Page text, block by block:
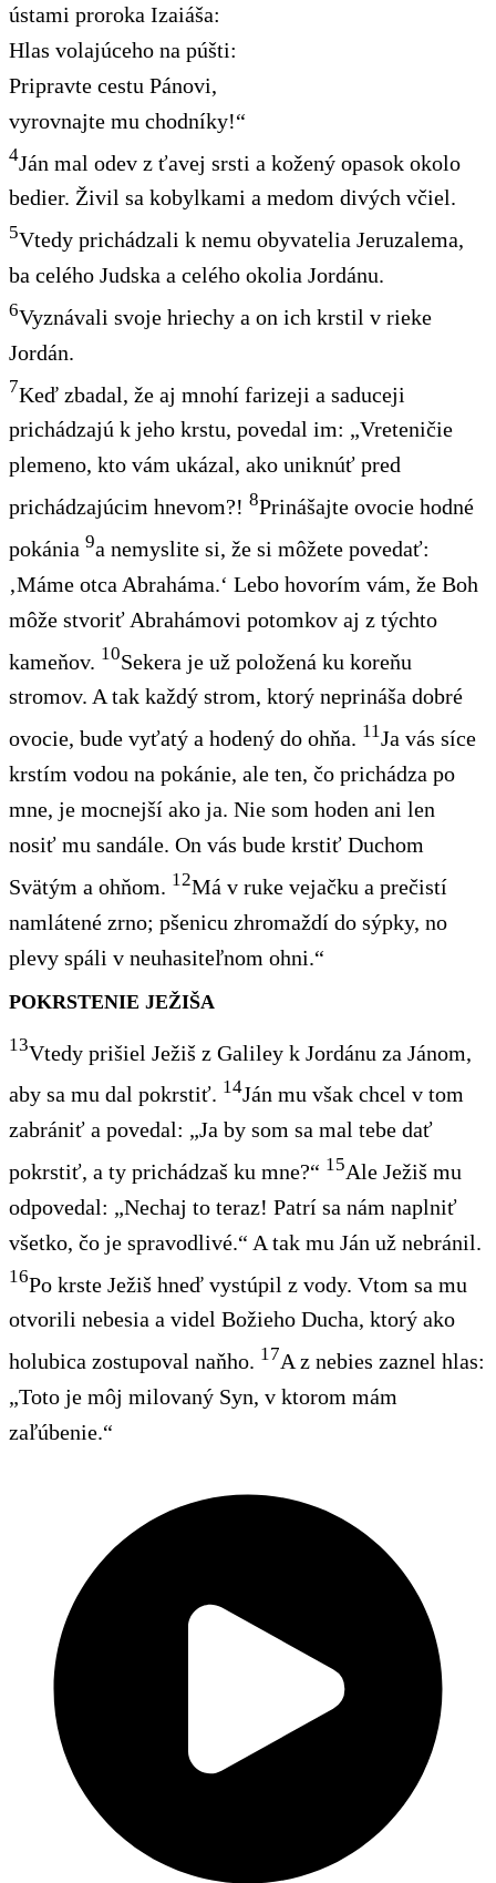
ústami proroka Izaiáša:
Hlas volajúceho na púšti:
Pripravte cestu Pánovi,
vyrovnajte mu chodníky!“
4Ján mal odev z ťavej srsti a kožený opasok okolo
bedier. Živil sa kobylkami a medom divých včiel.
5Vtedy prichádzali k nemu obyvatelia Jeruzalema,
ba celého Judska a celého okolia Jordánu.
6Vyznávali svoje hriechy a on ich krstil v rieke
Jordán.
7Keď zbadal, že aj mnohí farizeji a saduceji
prichádzajú k jeho krstu, povedal im: „Vreteničie
plemeno, kto vám ukázal, ako uniknúť pred
prichádzajúcim hnevom?! 8Prinášajte ovocie hodné
pokánia 9a nemyslite si, že si môžete povedať:
‚Máme otca Abraháma.‘ Lebo hovorím vám, že Boh
môže stvoriť Abrahámovi potomkov aj z týchto
kameňov. 10Sekera je už položená ku koreňu
stromov. A tak každý strom, ktorý neprináša dobré
ovocie, bude vyťatý a hodený do ohňa. 11Ja vás síce
krstím vodou na pokánie, ale ten, čo prichádza po
mne, je mocnejší ako ja. Nie som hoden ani len
nosiť mu sandále. On vás bude krstiť Duchom
Svätým a ohňom. 12Má v ruke vejačku a prečistí
namlátené zrno; pšenicu zhromaždí do sýpky, no
plevy spáli v neuhasiteľnom ohni.“
POKRSTENIE JEŽIŠA
13Vtedy prišiel Ježiš z Galiley k Jordánu za Jánom,
aby sa mu dal pokrstiť. 14Ján mu však chcel v tom
zabrániť a povedal: „Ja by som sa mal tebe dať
pokrstiť, a ty prichádzaš ku mne?“ 15Ale Ježiš mu
odpovedal: „Nechaj to teraz! Patrí sa nám naplniť
všetko, čo je spravodlivé.“ A tak mu Ján už nebránil.
16Po krste Ježiš hneď vystúpil z vody. Vtom sa mu
otvorili nebesia a videl Božieho Ducha, ktorý ako
holubica zostupoval naňho. 17A z nebies zaznel hlas:
„Toto je môj milovaný Syn, v ktorom mám
zaľúbenie.“